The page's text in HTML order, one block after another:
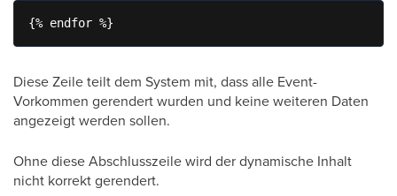
{% endfor %}
Diese Zeile teilt dem System mit, dass alle Event-
Vorkommen gerendert wurden und keine weiteren Daten
angezeigt werden sollen.
Ohne diese Abschlusszeile wird der dynamische Inhalt
nicht korrekt gerendert.